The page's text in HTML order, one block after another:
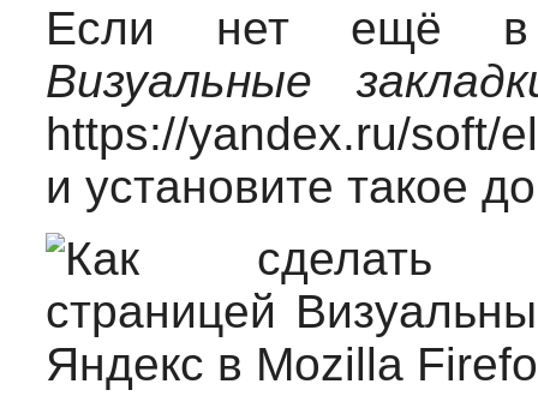
Если нет ещё в
Визуальные
https://yandex.ru/soft/
и установите такое